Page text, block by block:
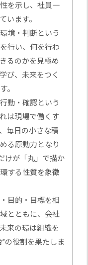
を示し、社員一
います。
境・判断という
行い、何を行わ
るのかを見極め
び、未来をつく
。
動・確認という
は現場で働くす
毎日の小さな積
る原動力となり
けが「丸」で描か
する性質を象徴
目的・目標を相
とともに、会社
来の環は組織を
の役割を果たしま